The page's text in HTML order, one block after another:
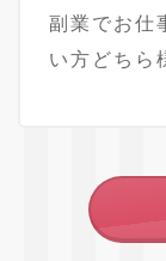
副業でお仕
い方どちら